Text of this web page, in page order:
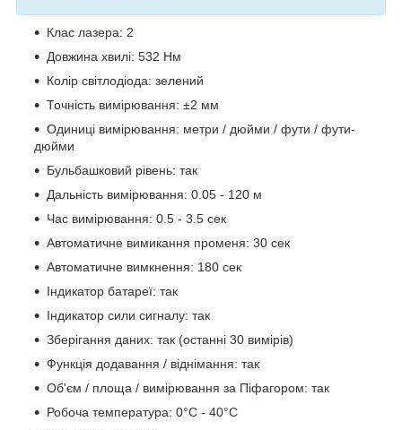
Клас лазера: 2
Довжина хвилі: 532 Нм
Колір світлодіода: зелений
Точність вимірювання: ±2 мм
Одиниці вимірювання: метри / дюйми / фути / фути-
дюйми
Бульбашковий рівень: так
Дальність вимірювання: 0.05 - 120 м
Час вимірювання: 0.5 - 3.5 сек
Автоматичне вимикання променя: 30 сек
Автоматичне вимкнення: 180 сек
Індикатор батареї: так
Індикатор сили сигналу: так
Зберігання даних: так (останні 30 вимірів)
Функція додавання / віднімання: так
Об'єм / площа / вимірювання за Піфагором: так
Робоча температура: 0°С - 40°С